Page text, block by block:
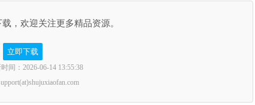
，欢迎关注更多精品资源。
立即下载
间：2026-06-14 13:55:38